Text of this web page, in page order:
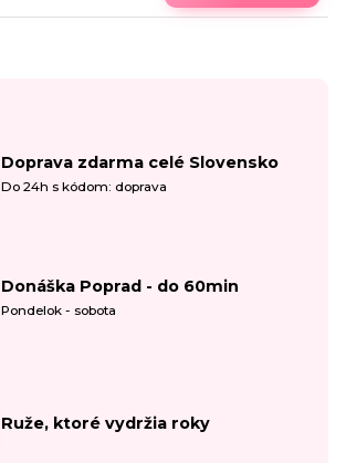
Doprava zdarma celé Slovensko
Do 24h s kódom: doprava
Donáška Poprad - do 60min
Pondelok - sobota
Ruže, ktoré vydržia roky